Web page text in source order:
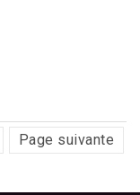
Page suivante